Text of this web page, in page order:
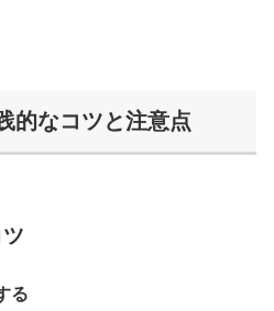
的なコツと注意点
る